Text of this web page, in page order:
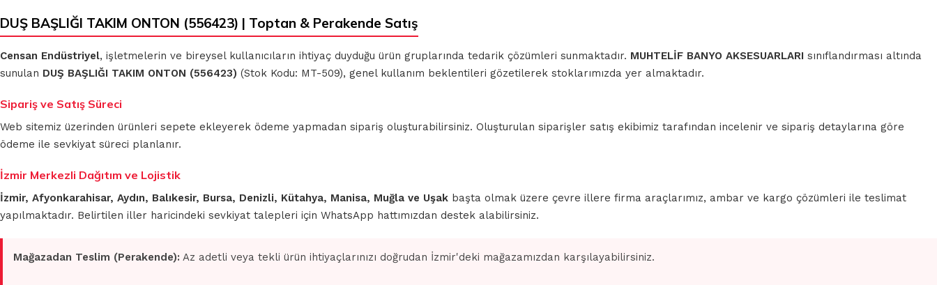
DUŞ BAŞLIĞI TAKIM ONTON (556423) | Toptan & Perakende Satış
Censan Endüstriyel, işletmelerin ve bireysel kullanıcıların ihtiyaç duyduğu ürün gruplarında tedarik çözümleri sunmaktadır. MUHTELİF BANYO AKSESUARLARI sınıflandırması altında
sunulan DUŞ BAŞLIĞI TAKIM ONTON (556423) (Stok Kodu: MT-509), genel kullanım beklentileri gözetilerek stoklarımızda yer almaktadır.
Sipariş ve Satış Süreci
Web sitemiz üzerinden ürünleri sepete ekleyerek ödeme yapmadan sipariş oluşturabilirsiniz. Oluşturulan siparişler satış ekibimiz tarafından incelenir ve sipariş detaylarına göre
ödeme ile sevkiyat süreci planlanır.
İzmir Merkezli Dağıtım ve Lojistik
İzmir, Afyonkarahisar, Aydın, Balıkesir, Bursa, Denizli, Kütahya, Manisa, Muğla ve Uşak başta olmak üzere çevre illere firma araçlarımız, ambar ve kargo çözümleri ile teslimat
yapılmaktadır. Belirtilen iller haricindeki sevkiyat talepleri için WhatsApp hattımızdan destek alabilirsiniz.
Mağazadan Teslim (Perakende): Az adetli veya tekli ürün ihtiyaçlarınızı doğrudan İzmir'deki mağazamızdan karşılayabilirsiniz.